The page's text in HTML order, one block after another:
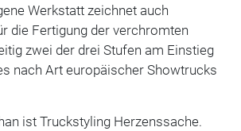
Werkstatt zeichnet auch
die Fertigung der verchromten
zwei der drei Stufen am Einstieg
nach Art europäischer Showtrucks
ist Truckstyling Herzenssache.